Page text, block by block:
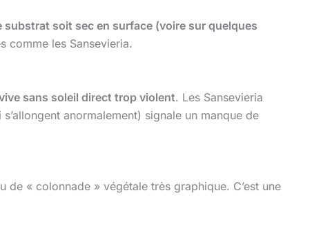
substrat soit sec en surface (voire sur quelques
comme les Sansevieria.
sans soleil direct trop violent. Les Sansevieria
anormalement) signale un manque de
« colonnade » végétale très graphique. C’est une